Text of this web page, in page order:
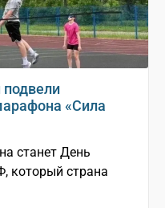
подвели
«Сила
станет День
который страна